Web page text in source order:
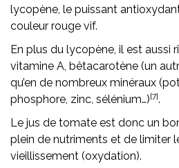
lycopène, le puissant
couleur rouge vif.
En plus du lycopène, il est aussi
vitamine A, bêtacarotène (un
qu’en de nombreux minéraux
phosphore, zinc, sélénium…)[7].
Le jus de tomate est donc un
plein de nutriments et de limiter
vieillissement (oxydation).